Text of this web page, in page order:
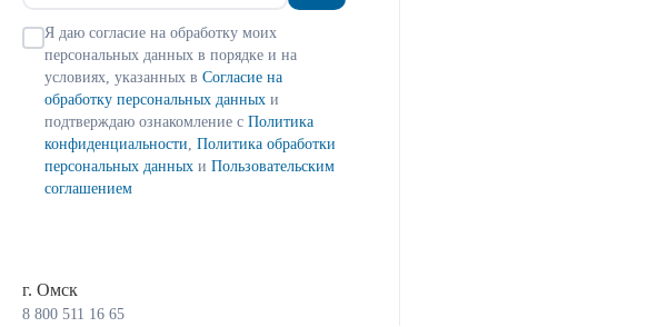
Я даю согласие на обработку моих
персональных данных в порядке и на
условиях, указанных в Согласие на
обработку персональных данных и
подтверждаю ознакомление с Политика
конфиденциальности Политика обработки
персональных данных и Пользовательским
соглашением
г. Омск
8 800 511 16 65